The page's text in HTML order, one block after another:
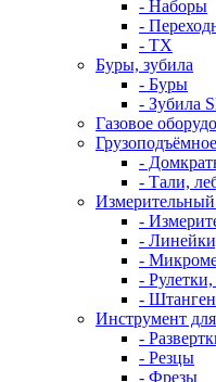
- Наборы
-
- ТX
Буры, зубила
- Буры
- Зубила
Газовое
-
- Тали,
-
-
-
-
-
Инструмент
-
- Резцы
- Фрезы